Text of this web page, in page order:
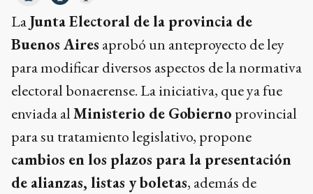
LaJunta Electoral de la provincia de
Buenos Aires aprobó un anteproyecto de ley
para modificar diversos aspectos de la normativa
electoral bonaerense. La iniciativa, que ya fue
enviada alMinisterio de Gobierno provincial
para su tratamiento legislativo, propone
cambios en los plazos para la presentación
de alianzas, listas y boletas, además de